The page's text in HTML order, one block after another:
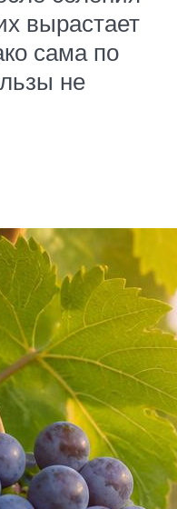
вырастает
сама по
не